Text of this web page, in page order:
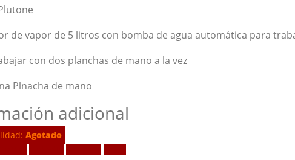
de vapor de 5 litros con bomba de agua automática para
con dos planchas de mano a la vez
Plnacha de mano
adicional
Agotado